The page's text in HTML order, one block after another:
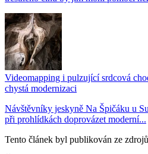
Videomapping i pulzující srdcová
chystá modernizaci
Návštěvníky jeskyně Na Špičáku u
při prohlídkách doprovázet moderní...
Tento článek byl publikován ze zdrojů